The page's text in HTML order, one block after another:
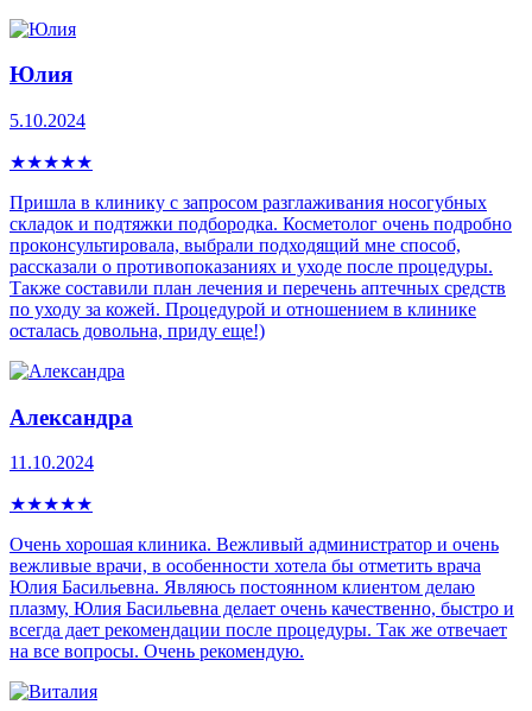
Юлия
5.10.2024
★★★★★
Пришла в клинику с запросом разглаживания носогубных
складок и подтяжки подбородка. Косметолог очень подробно
проконсультировала, выбрали подходящий мне способ,
рассказали о противопоказаниях и уходе после процедуры.
Также составили план лечения и перечень аптечных средств
по уходу за кожей. Процедурой и отношением в клинике
осталась довольна, приду еще!)
Александра
11.10.2024
★★★★★
Очень хорошая клиника. Вежливый администратор и очень
вежливые врачи, в особенности хотела бы отметить врача
Юлия Басильевна. Являюсь постоянном клиентом делаю
плазму, Юлия Басильевна делает очень качественно, быстро и
всегда дает рекомендации после процедуры. Так же отвечает
на все вопросы. Очень рекомендую.